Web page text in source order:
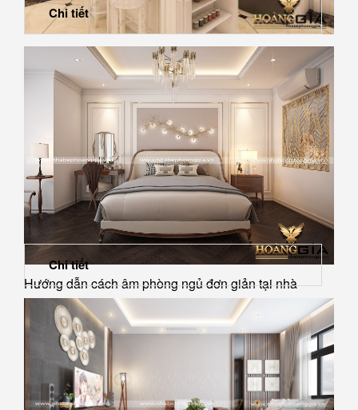
Mẫu Backsplash đẹp cho phòng bếp đẳng cấp hơn
Chi tiết
Hướng dẫn cách âm phòng ngủ đơn giản tại nhà
Chi tiết